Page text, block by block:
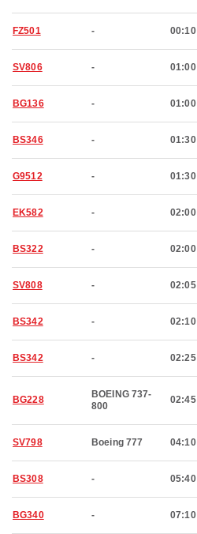
FZ501 - 00:10
SV806 - 01:00
BG136 - 01:00
BS346 - 01:30
G9512 - 01:30
EK582 - 02:00
BS322 - 02:00
SV808 - 02:05
BS342 - 02:10
BS342 - 02:25
BG228
BOEING 737-
800
02:45
SV798 Boeing 777 04:10
BS308 - 05:40
BG340 - 07:10